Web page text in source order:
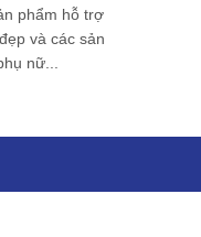
phẩm hỗ trợ
và các sản
nữ...